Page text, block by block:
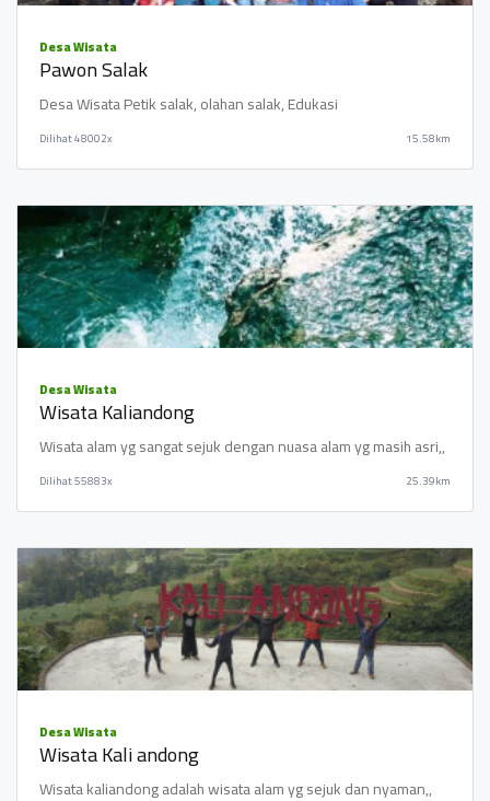
Desa Wisata
Pawon Salak
Desa Wisata Petik salak, olahan salak, Edukasi
Dilihat48002x 15.58km
Desa Wisata
Wisata Kaliandong
Wisata alam yg sangat sejuk dengan nuasa alam yg masih asri,,
Dilihat55883x 25.39km
Desa Wisata
Wisata Kali andong
Wisata kaliandong adalah wisata alam yg sejuk dan nyaman,,